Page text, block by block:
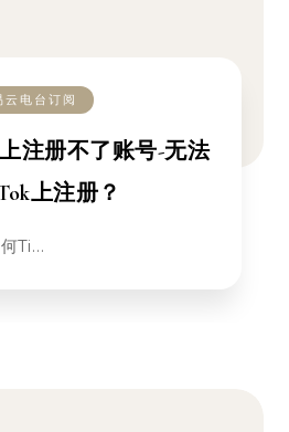
云电台订阅
注册不了账号-无法
上注册？
何Ti…